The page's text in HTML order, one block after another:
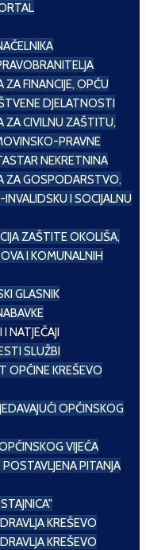
ZA FINANCIJE, OPĆU
DJELATNOSTI
ZA CIVILNU ZAŠTITU,
PRAVNE
NEKRETNINA
ZA GOSPODARSTVO,
I SOCIJALNU
ZAŠTITE OKOLIŠA,
I KOMUNALNIH
GLASNIK
NATJEČAJI
SLUŽBI
OPĆINE KREŠEVO
OPĆINSKOG
VIJEĆA
PITANJA
KREŠEVO
KREŠEVO